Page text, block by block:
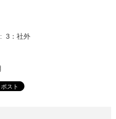
3：社外